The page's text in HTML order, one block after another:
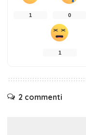
1 0
1
2 commenti